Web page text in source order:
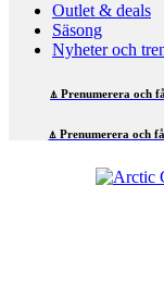
Outlet & deals
Säsong
Nyheter och
⍋ Prenumerera och
⍋ Prenumerera och